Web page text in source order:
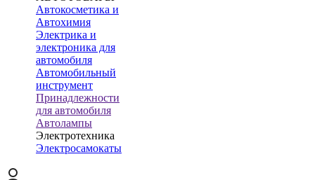
Автокосметика и
Автохимия
Электрика и
электроника для
автомобиля
Автомобильный
инструмент
Принадлежности
для автомобиля
Автолампы
Электротехника
Электросамокаты